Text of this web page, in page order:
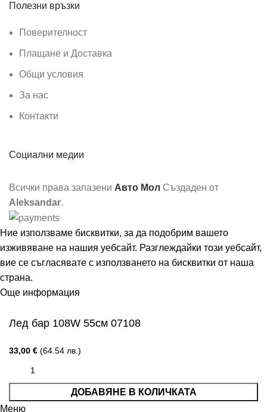
Полезни връзки
Поверителност
Плащане и Доставка
Общи условия
За нас
Контакти
Социални медии
Всички права запазени Авто Мол Създаден от
Aleksandar.
Ние използваме бисквитки, за да подобрим вашето
изживяване на нашия уебсайт. Разглеждайки този уебсайт,
вие се съгласявате с използването на бисквитки от наша
страна.
Още информация
Лед бар 108W 55см 07108
33,00 € (64.54 лв.)
ДОБАВЯНЕ В КОЛИЧКАТА
Меню